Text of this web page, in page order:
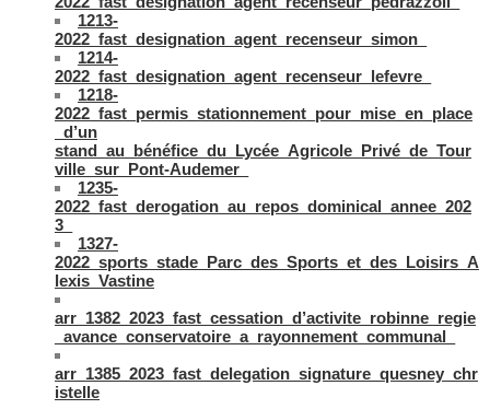
1213-
2022_fast_designation_agent_recenseur_simon_
1214-
2022_fast_designation_agent_recenseur_lefevre_
1218-
2022_fast_permis_stationnement_pour_mise_en_place
_d’un
stand_au_bénéfice_du_Lycée_Agricole_Privé_de_Tour
ville_sur_Pont-Audemer_
1235-
2022_fast_derogation_au_repos_dominical_annee_202
3_
1327-
2022_sports_stade_Parc_des_Sports_et_des_Loisirs_A
lexis_Vastine
arr_1382_2023_fast_cessation_d’activite_robinne_regie
_avance_conservatoire_a_rayonnement_communal_
arr_1385_2023_fast_delegation_signature_quesney_chr
istelle